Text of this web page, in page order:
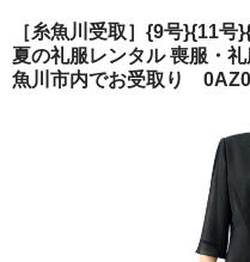
受取り場所が選べます
東京即日バイク便
［糸魚川受取］{9号}{11
夏の礼服レンタル 喪服・
魚川市内でお受取り